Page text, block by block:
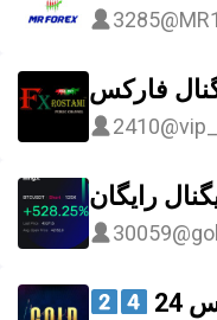
3285
2410
رایگان
30059
24